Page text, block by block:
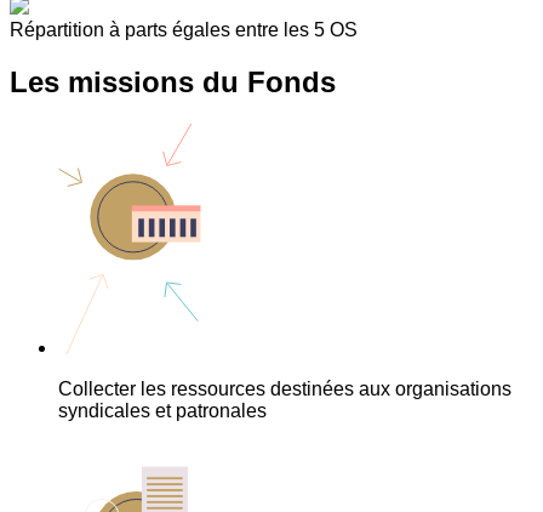
Répartition à parts égales entre les 5 OS
Les missions du Fonds
Collecter les ressources destinées aux organisations
syndicales et patronales